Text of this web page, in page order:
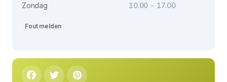
Zondag
10.00 - 17.00
Fout melden